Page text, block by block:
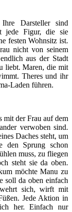
Darsteller sind
jede Figur, die sie
festen Wohnsitz ist.
nicht von seinem
aus der Stadt
liebt. Maren, die mit
Theres und ihr
Laden führen.
mit der Frau auf dem
verwoben sind.
Daches steht, um
den Sprung schon
muss, zu fliegen
steht sie da oben.
möchte Manu zu
soll da oben einfach
sich, wirft mit
Jede Aktion in
her. Einfach nur